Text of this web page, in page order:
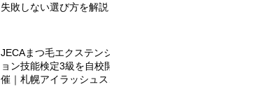
失敗しない選び方を解説
JECAまつ毛エクステンシ
ョン技能検定3級を自校開
催｜札幌アイラッシュスク